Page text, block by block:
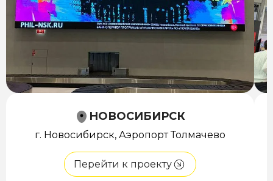
НОВОСИБИРСК
г. Новосибирск, Аэропорт Толмачево
Перейти к проекту